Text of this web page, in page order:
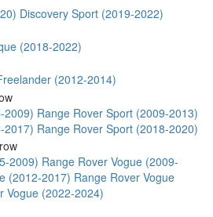
Discovery Sport (2019-2022)
(2018-2022)
(2012-2014)
2009) Range Rover Sport (2009-2013)
2017) Range Rover Sport (2018-2020)
2009) Range Rover Vogue (2009-
(2012-2017) Range Rover Vogue
Vogue (2022-2024)